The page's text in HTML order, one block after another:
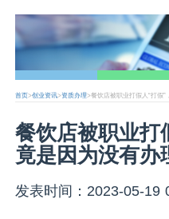
首页>创业资讯>资质办理>餐饮店被职业打假人“打假
餐饮店被职业打
竟是因为没有办
发表时间：2023-05-19